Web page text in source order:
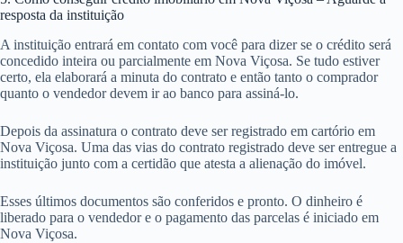
resposta da instituição
A instituição entrará em contato com você para dizer se o crédito será
concedido inteira ou parcialmente em Nova Viçosa. Se tudo estiver
certo, ela elaborará a minuta do contrato e então tanto o comprador
quanto o vendedor devem ir ao banco para assiná-lo.
Depois da assinatura o contrato deve ser registrado em cartório em
Nova Viçosa. Uma das vias do contrato registrado deve ser entregue a
instituição junto com a certidão que atesta a alienação do imóvel.
Esses últimos documentos são conferidos e pronto. O dinheiro é
liberado para o vendedor e o pagamento das parcelas é iniciado em
Nova Viçosa.